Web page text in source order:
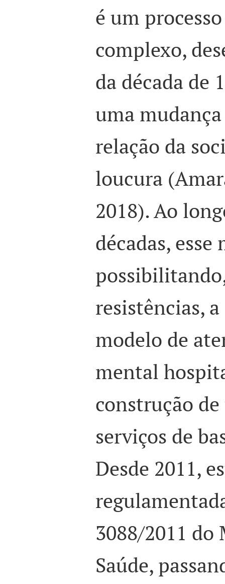
é um
complexo,
da década de
uma
relação da
loucura
2018). Ao
décadas,
resistências,
modelo de
mental
construção
serviços de
Desde 2011,
3088/2011
Saúde,